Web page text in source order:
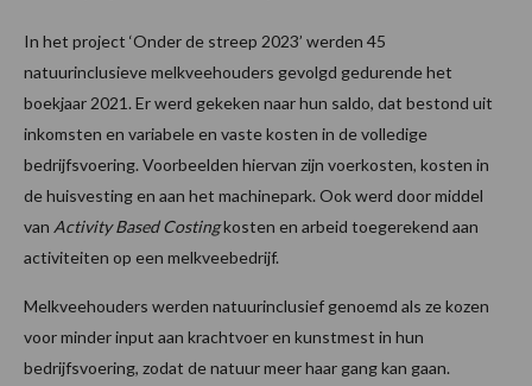
In het project ‘Onder de streep 2023’ werden 45
natuurinclusieve melkveehouders gevolgd gedurende het
boekjaar 2021. Er werd gekeken naar hun saldo, dat bestond uit
inkomsten en variabele en vaste kosten in de volledige
bedrijfsvoering. Voorbeelden hiervan zijn voerkosten, kosten in
de huisvesting en aan het machinepark. Ook werd door middel
van Activity Based Costingkosten en arbeid toegerekend aan
activiteiten op een melkveebedrijf.
Melkveehouders werden natuurinclusief genoemd als ze kozen
voor minder input aan krachtvoer en kunstmest in hun
bedrijfsvoering, zodat de natuur meer haar gang kan gaan.